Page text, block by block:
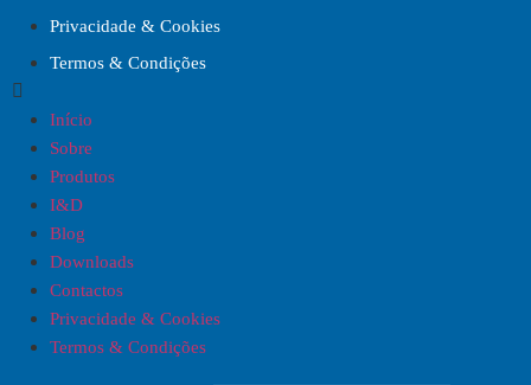
Privacidade & Cookies
Termos & Condições
Início
Sobre
Produtos
I&D
Blog
Downloads
Contactos
Privacidade & Cookies
Termos & Condições